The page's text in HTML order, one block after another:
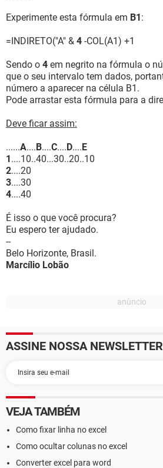
Experimente esta fórmula em B1:
=INDIRETO("A" & 4 -COL(A1) +1
Sendo o 4 em negrito na fórmula o
que o seu intervalo tem dados,
número a aparecer na célula B1.
Pode arrastar esta fórmula para a
Deve ficar assim:
......A....B....C....D....E
1....10..40...30..20..10
2....20
3....30
4....40
É isso o que você procura?
Eu espero ter ajudado.
--
Belo Horizonte, Brasil.
Marcílio Lobão
ASSINE NOSSA
VEJA TAMBÉM
Como fixar linha no excel
Como ocultar colunas no excel
Converter excel para word